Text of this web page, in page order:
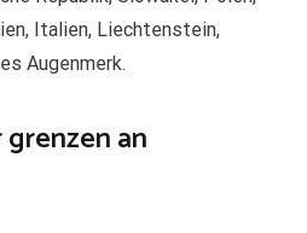
Italien, Liechtenstein,
Augenmerk.
an